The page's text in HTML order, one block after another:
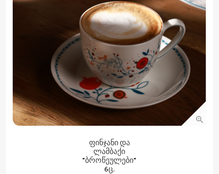
ᲤᲘᲜᲯᲐᲜᲘ ᲓᲐ
ᲚᲐᲛᲑᲐᲥᲘ
"ᲑᲠᲝᲬᲔᲣᲚᲔᲑᲘ"
6Ც.